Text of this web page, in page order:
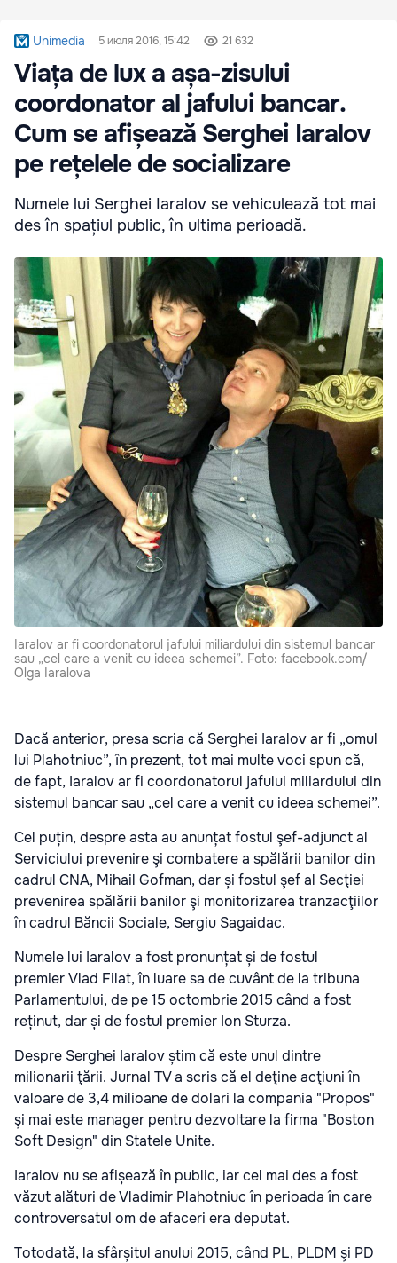
Unimedia 5 июля 2016, 15:42 21 632
Viața de lux a așa-zisului
coordonator al jafului bancar.
Cum se afișează Serghei Iaralov
pe rețelele de socializare
Numele lui Serghei Iaralov se vehiculează tot mai
des în spațiul public, în ultima perioadă.
Iaralov ar fi coordonatorul jafului miliardului din sistemul bancar
sau „cel care a venit cu ideea schemei”. Foto: facebook.com/
Olga Iaralova
Dacă anterior, presa scria că Serghei Iaralov ar fi „omul
lui Plahotniuc”, în prezent, tot mai multe voci spun că,
de fapt, Iaralov ar fi coordonatorul jafului miliardului din
sistemul bancar sau „cel care a venit cu ideea schemei”.
Cel puțin, despre asta au anunțat fostul şef-adjunct al
Serviciului prevenire şi combatere a spălării banilor din
cadrul CNA, Mihail Gofman, dar și fostul şef al Secţiei
prevenirea spălării banilor şi monitorizarea tranzacţiilor
în cadrul Băncii Sociale, Sergiu Sagaidac.
Numele lui Iaralov a fost pronunțat și de fostul
premier Vlad Filat, în luare sa de cuvânt de la tribuna
Parlamentului, de pe 15 octombrie 2015 când a fost
reținut, dar și de fostul premier Ion Sturza.
Despre Serghei Iaralov știm că este unul dintre
milionarii ţării. Jurnal TV a scris că el deţine acţiuni în
valoare de 3,4 milioane de dolari la compania "Propos"
şi mai este manager pentru dezvoltare la firma "Boston
Soft Design" din Statele Unite.
Iaralov nu se afișează în public, iar cel mai des a fost
văzut alături de Vladimir Plahotniuc în perioada în care
controversatul om de afaceri era deputat.
Totodată, la sfârșitul anului 2015, când PL, PLDM şi PD